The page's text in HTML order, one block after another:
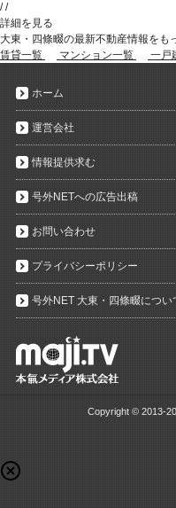
//
詳細を見る
大東・四條畷の最新不動産情報をも
賃貸一覧
マンション一覧 一戸
ホーム
運営会社
情報提供求む
号外NETへの広告出稿
お問い合わせ
プライバシーポリシー
号外NET 大東・四條畷につい
Copyright © 2013-